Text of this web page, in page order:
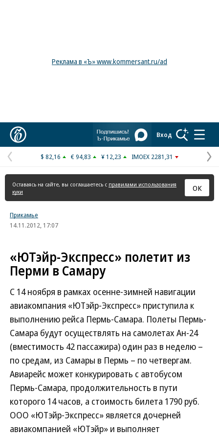
Реклама в «Ъ» www.kommersant.ru/ad
Вход
Предыдущая
страница
$ 82,16 € 94,83 ¥ 12,23 IMOEX 2281,31
Оставаясь на сайте, вы соглашаетесь с правилами использования
куки
ОК
Прикамье
14.11.2012, 17:07
«ЮТэйр-Экспресс» полетит из
Перми в Самару
С 14 ноября в рамках осенне-зимней навигации
авиакомпания «ЮТэйр-Экспресс» приступила к
выполнению рейса Пермь-Самара. Полеты Пермь-
Самара будут осуществлять на самолетах Ан-24
(вместимость 42 пассажира) один раз в неделю –
по средам, из Самары в Пермь – по четвергам.
Авиарейс может конкурировать с автобусом
Пермь-Самара, продолжительность в пути
которого 14 часов, а стоимость билета 1790 руб.
ООО «ЮТэйр-Экспресс» является дочерней
авиакомпанией «ЮТэйр» и выполняет